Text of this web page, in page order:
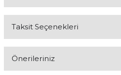
Taksit Seçenekleri
Önerileriniz